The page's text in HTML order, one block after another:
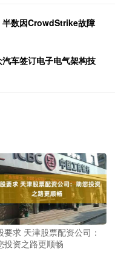
半数因CrowdStrike故障
车签订电子电气架构技
要求 天津股票配资公司：
投资之路更顺畅